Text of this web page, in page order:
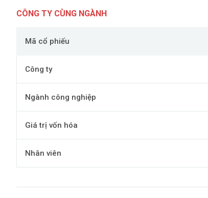
CÔNG TY CÙNG NGÀNH
Mã cổ phiếu
Công ty
Ngành công nghiệp
Giá trị vốn hóa
Nhân viên